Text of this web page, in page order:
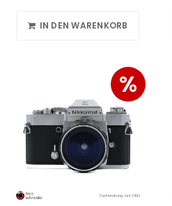
ANMELDEN
IN DEN WARENKORB
%